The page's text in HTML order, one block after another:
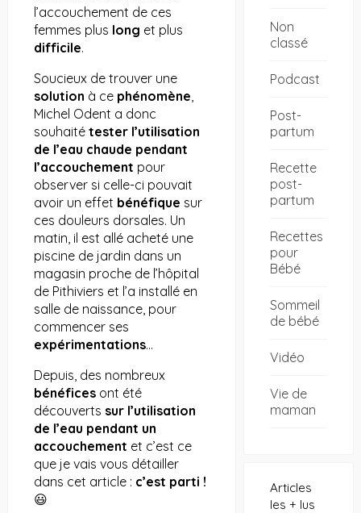
l’accouchement de ces
femmes plus long et plus
difficile.
Soucieux de trouver une
solution à ce phénomène
Michel Odent a donc
souhaité tester l’utilisation
de l’eau chaude pendant
l’accouchement pour
observer si celle-ci pouvait
avoir un effet bénéfique sur
ces douleurs dorsales. Un
matin, il est allé acheté une
piscine de jardin dans un
magasin proche de l’hôpital
de Pithiviers et l’a installé en
salle de naissance, pour
commencer ses
expérimentations…
Depuis, des nombreux
bénéficesont été
découverts sur l’utilisation
de l’eau pendant un
accouchement et c’est ce
que je vais vous détailler
dans cet article : c’est parti !
😃
Non
classé
Podcast
Post-
partum
Recette
post-
partum
Recettes
pour
Bébé
Sommeil
de bébé
Vidéo
Vie de
maman
Articles
les + lus